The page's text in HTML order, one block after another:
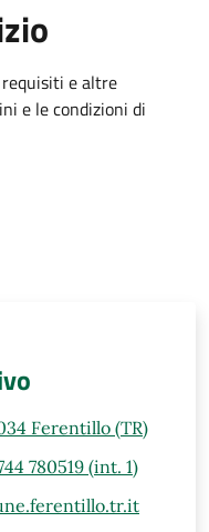
requisiti e altre
e le condizioni di
Ferentillo (TR)
780519 (int. 1)